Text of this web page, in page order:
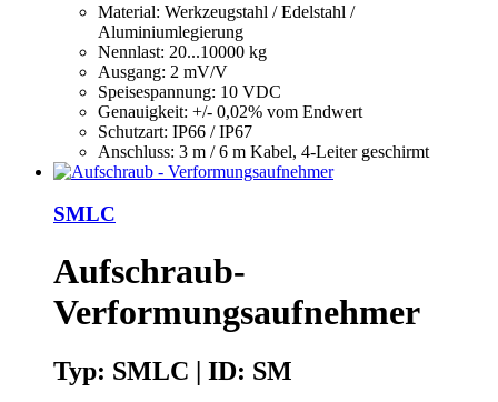
Material: Werkzeugstahl / Edelstahl /
Aluminiumlegierung
Nennlast: 20...10000 kg
Ausgang: 2 mV/V
Speisespannung: 10 VDC
Genauigkeit: +/- 0,02% vom Endwert
Schutzart: IP66 / IP67
Anschluss: 3 m / 6 m Kabel, 4-Leiter geschirmt
SMLC
Aufschraub-
Verformungsaufnehmer
Typ: SMLC | ID: SM